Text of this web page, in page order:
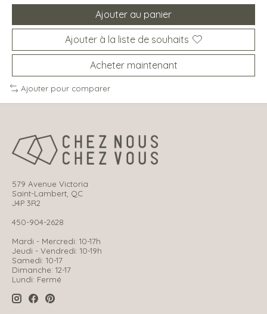
Ajouter au panier
Ajouter à la liste de souhaits
Acheter maintenant
Ajouter pour comparer
579 Avenue Victoria
Saint-Lambert, QC
J4P 3R2
450-904-2628
Mardi - Mercredi: 10-17h
Jeudi - Vendredi: 10-19h
Samedi: 10-17
Dimanche: 12-17
Lundi: Fermé